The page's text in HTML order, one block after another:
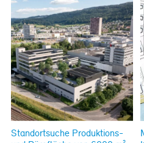
Standortsuche Produktions-